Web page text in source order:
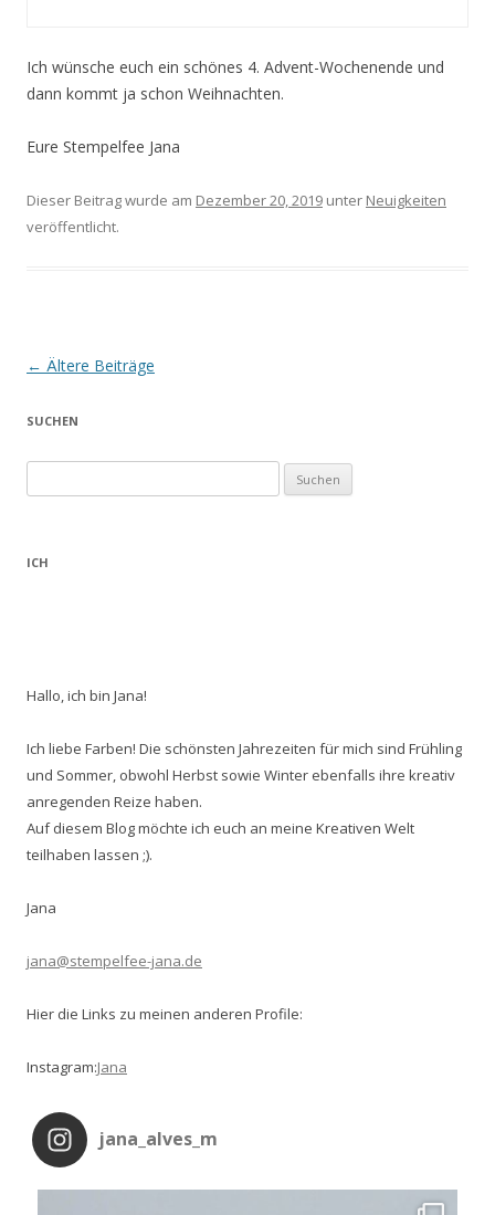
Ich wünsche euch ein schönes 4. Advent-Wochenende und
dann kommt ja schon Weihnachten.
Eure Stempelfee Jana
Dieser Beitrag wurde am Dezember 20, 2019 unter Neuigkeiten
veröffentlicht.
Beitrags-
← Ältere Beiträge
SUCHEN
nach:
ICH
Hallo, ich bin Jana!
Ich liebe Farben! Die schönsten Jahrezeiten für mich sind Frühling
und Sommer, obwohl Herbst sowie Winter ebenfalls ihre kreativ
anregenden Reize haben.
Auf diesem Blog möchte ich euch an meine Kreativen Welt
teilhaben lassen ;).
Jana
jana@stempelfee-jana.de
Hier die Links zu meinen anderen Profile:
Instagram:Jana
jana_alves_m